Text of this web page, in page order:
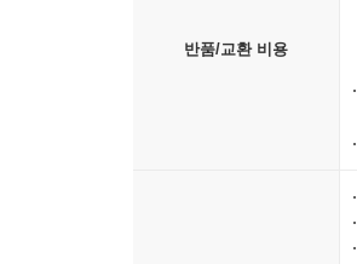
반품/교환 비용